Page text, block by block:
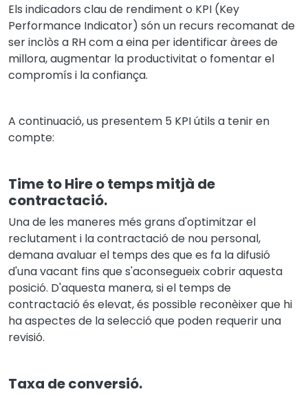
Els indicadors clau de rendiment o KPI (Key
Performance Indicator) són un recurs recomanat de
ser inclòs a RH com a eina per identificar àrees de
millora, augmentar la productivitat o fomentar el
compromís i la confiança.
A continuació, us presentem 5 KPI útils a tenir en
compte:
Time to Hire o temps mitjà de
contractació.
Una de les maneres més grans d'optimitzar el
reclutament i la contractació de nou personal,
demana avaluar el temps des que es fa la difusió
d'una vacant fins que s'aconsegueix cobrir aquesta
posició. D'aquesta manera, si el temps de
contractació és elevat, és possible reconèixer que hi
ha aspectes de la selecció que poden requerir una
revisió.
Taxa de conversió.